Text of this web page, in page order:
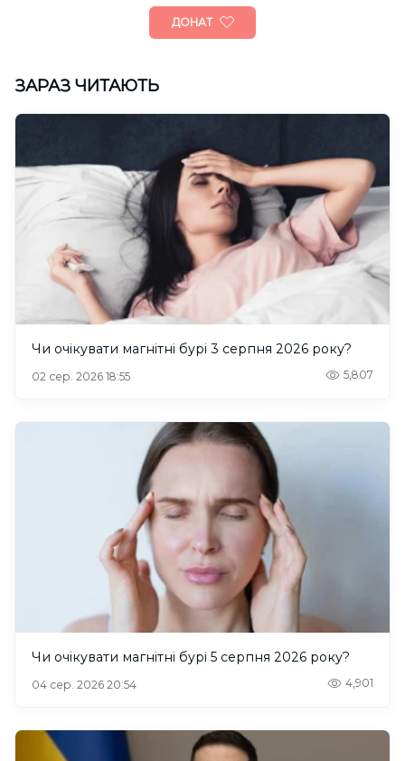
ДОНАТ
ЗАРАЗ ЧИТАЮТЬ
Чи очікувати магнітні бурі 3 серпня 2026 року?
02 сер. 2026 18:55 5,807
Чи очікувати магнітні бурі 5 серпня 2026 року?
04 сер. 2026 20:54 4,901